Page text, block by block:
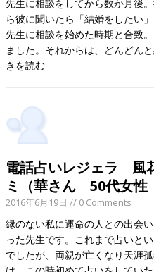
先生に相談をしてから数か月後
ら彼に聞いたら「結婚をしたい
先生に相談を始めた時期と合致
ました。それからは、どんどん
きを読む
電話占いレジェラ 風
ミ（華さん 50代女性
2016年6月19日 // 0 Comments
縁のない私に運命の人との出会
った先生です。これまで占いと
でしたが、両親が亡くなり天涯